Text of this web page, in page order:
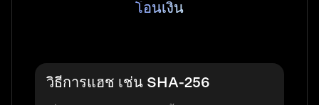
โอนเงิน
วิธีการแฮช เช่น SHA-256